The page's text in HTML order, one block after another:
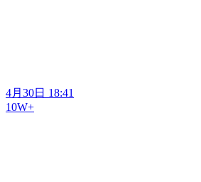
4月30日 18:41
10W+